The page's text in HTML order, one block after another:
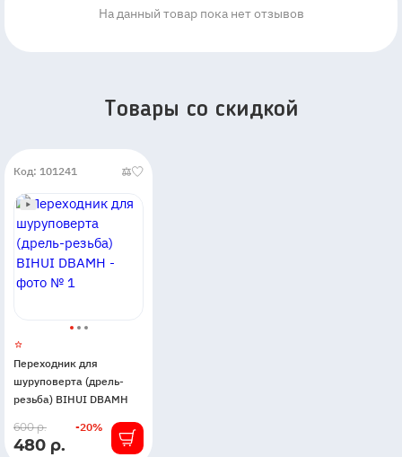
На данный товар пока нет отзывов
Товары со скидкой
Код: 101241
Переходник для
шуруповерта (дрель-
резьба) BIHUI DBAMH
В
наличии
480 р.
-20%
600 р.